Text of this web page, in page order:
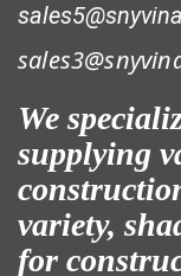
We
supplying
variety,
for